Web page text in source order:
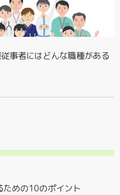
事者にはどんな職種がある
ための10のポイント